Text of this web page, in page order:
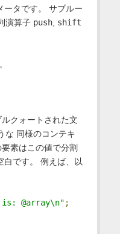
ータです。 サブルー
演算子 push, shift
クォートされた文
な 同様のコンテキ
素はこの値で分割
白です。 例えば、以
@array\n" ;